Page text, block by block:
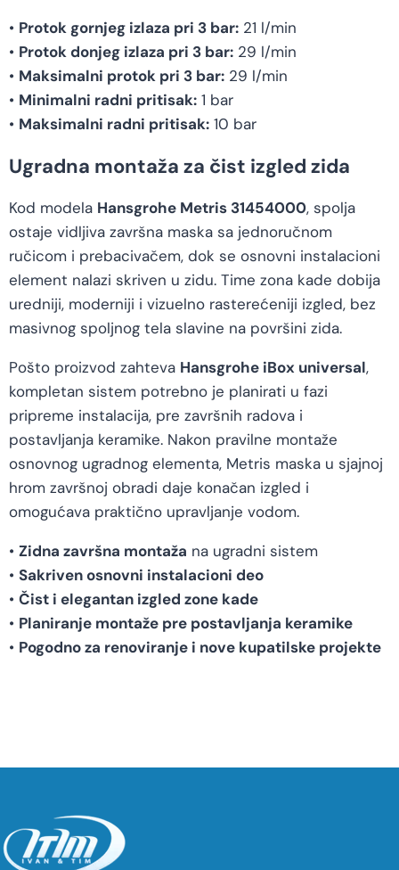
• Protok gornjeg izlaza pri 3 bar: 21 l/min
• Protok donjeg izlaza pri 3 bar: 29 l/min
• Maksimalni protok pri 3 bar: 29 l/min
• Minimalni radni pritisak: 1 bar
• Maksimalni radni pritisak: 10 bar
Ugradna montaža za čist izgled zida
Kod modela Hansgrohe Metris 31454000, spolja
ostaje vidljiva završna maska sa jednoručnom
ručicom i prebacivačem, dok se osnovni instalacioni
element nalazi skriven u zidu. Time zona kade dobija
uredniji, moderniji i vizuelno rasterećeniji izgled, bez
masivnog spoljnog tela slavine na površini zida.
Pošto proizvod zahteva Hansgrohe iBox universal,
kompletan sistem potrebno je planirati u fazi
pripreme instalacija, pre završnih radova i
postavljanja keramike. Nakon pravilne montaže
osnovnog ugradnog elementa, Metris maska u sjajnoj
hrom završnoj obradi daje konačan izgled i
omogućava praktično upravljanje vodom.
• Zidna završna montaža na ugradni sistem
• Sakriven osnovni instalacioni deo
• Čist i elegantan izgled zone kade
• Planiranje montaže pre postavljanja keramike
• Pogodno za renoviranje i nove kupatilske projekte